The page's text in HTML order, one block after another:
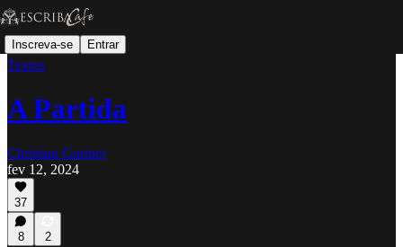
Inscreva-se Entrar
Textos
A Partida
Christian Gurtner
fev 12, 2024
37
8 2